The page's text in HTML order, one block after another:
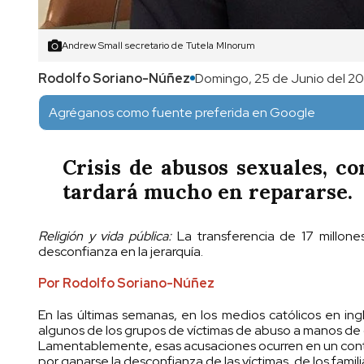
Andrew Small secretario de Tutela MInorum
Rodolfo Soriano-Núñez Domingo, 25 de Junio del
Agréganos como fuente preferida en Google
Crisis de abusos sexuales,
tardará mucho en repararse.
Religión y vida pública:La transferencia de 17
desconfianza en la jerarquía.
Por Rodolfo Soriano-Núñez
En las últimas semanas, en los medios católicos en
algunos de los grupos de víctimas de abuso a manos
Lamentablemente, esas acusaciones ocurren en un